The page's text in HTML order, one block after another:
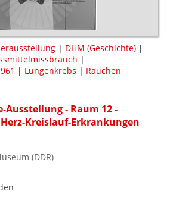
| DHM (Geschichte) |
|
| Lungenkrebs | Rauchen
Ausstellung - Raum 12 -
Kreislauf-Erkrankungen
(DDR)